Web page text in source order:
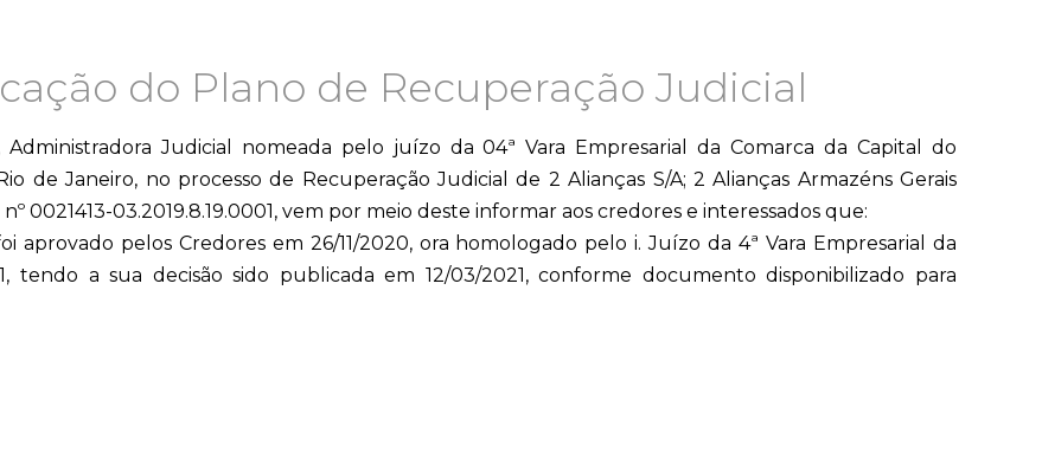
do Plano de Recuperação Judicial
Administradora Judicial nomeada pelo juízo da 04ª Vara Empresarial da Comarca da Capital do
de Janeiro, no processo de Recuperação Judicial de 2 Alianças S/A; 2 Alianças Armazéns Gerais
0021413-03.2019.8.19.0001, vem por meio deste informar aos credores e interessados que:
aprovado pelos Credores em 26/11/2020, ora homologado pelo i. Juízo da 4ª Vara Empresarial da
tendo a sua decisão sido publicada em 12/03/2021, conforme documento disponibilizado para